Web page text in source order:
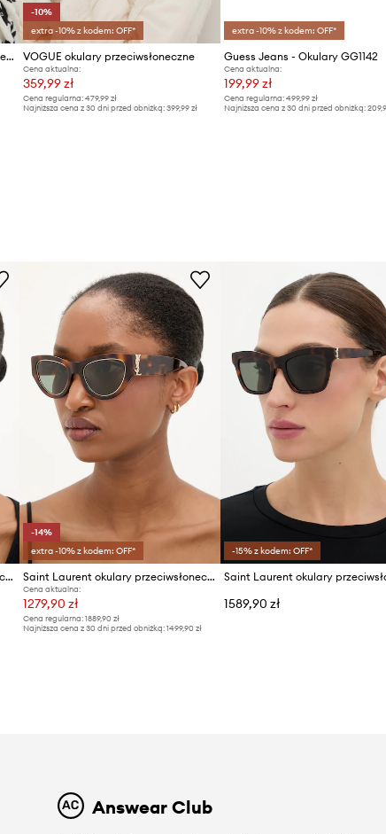
Tommy Hilfiger okulary przeciwsłoneczne
-10%
extra -10% z kodem: OFF*
VOGUE okulary przeciwsłoneczne
Cena aktualna:
359,99 zł
Cena regularna: 479,99 zł
Najniższa cena z 30 dni przed obniżką: 399,99 zł
extra -10% z kodem: OFF*
Guess Jeans - Okulary GG1142
Cena aktualna:
199,99 zł
Cena regularna:499,99 zł
Najniższa cena z 30 dni przed obniżką:
Saint Laurent okulary przeciwsłoneczne
-14%
extra -10% z kodem: OFF*
Saint Laurent okulary przeciwsłoneczne
Cena aktualna:
1279,90 zł
Cena regularna: 1889,90 zł
Najniższa cena z 30 dni przed obniżką: 1499,90 zł
-15% z kodem: OFF*
1589,90 zł
Answear Club